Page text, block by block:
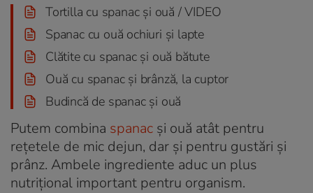
Tortilla cu spanac și ouă / VIDEO
Spanac cu ouă ochiuri și lapte
Clătite cu spanac și ouă bătute
Ouă cu spanac și brânză, la cuptor
Budincă de spanac și ouă
Putem combina spanac și ouă atât pentru
rețetele de mic dejun, dar și pentru gustări și
prânz. Ambele ingrediente aduc un plus
nutrițional important pentru organism.